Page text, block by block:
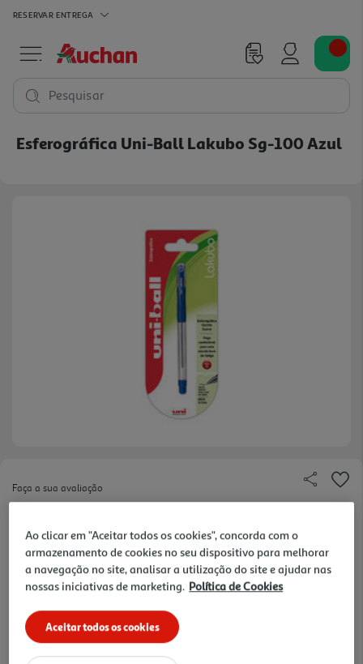
RESERVAR ENTREGA
Pesquisar
Esferográfica Uni-Ball Lakubo Sg-100 Azul
Faça a sua avaliação
1.99 €/un
-13%
Price reduced from
2,29 €to
1,99 €
Ao clicar em "Aceitar todos os cookies", concorda com o
armazenamento de cookies no seu dispositivo para melhorar
a navegação no site, analisar a utilização do site e ajudar nas
nossas iniciativas de marketing. Política de Cookies
Aceitar todos os cookies